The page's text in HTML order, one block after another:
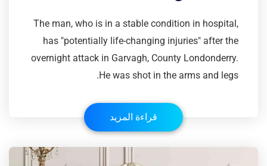
The man, who is in a stable condition in hospital,
has "potentially life-changing injuries" after the
overnight attack in Garvagh, County Londonderry.
He was shot in the arms and legs.
قراءة المزيد